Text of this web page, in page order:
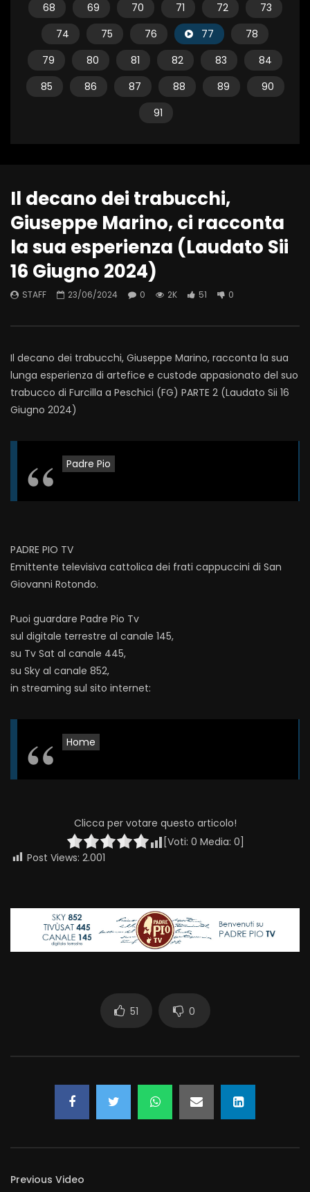
68
69 70 71 72
73
74
75 76 77
78
79
80 81 82 83
84
85
86 87 88 89
90
91
Il decano dei trabucchi,
Giuseppe Marino, ci racconta
la sua esperienza (Laudato Sii
16 Giugno 2024)
STAFF 23/06/2024 0 2K 51 0
Il decano dei trabucchi, Giuseppe Marino, racconta la sua
lunga esperienza di artefice e custode appasionato del suo
trabucco di Furcilla a Peschici (FG) PARTE 2 (Laudato Sii 16
Giugno 2024)
Padre Pio
PADRE PIO TV
Emittente televisiva cattolica dei frati cappuccini di San
Giovanni Rotondo.
Puoi guardare Padre Pio Tv
sul digitale terrestre al canale 145,
su Tv Sat al canale 445,
su Sky al canale 852,
in streaming sul sito internet:
Home
Clicca per votare questo articolo!
[Voti: 0 Media: 0]
Post Views: 2.001
51 0
Previous Video